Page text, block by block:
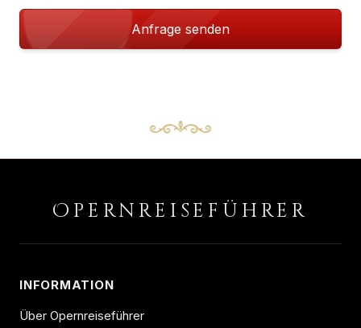
Anfrage senden
O PERNREISEFÜHRER
INFORMATION
Über Opernreiseführer